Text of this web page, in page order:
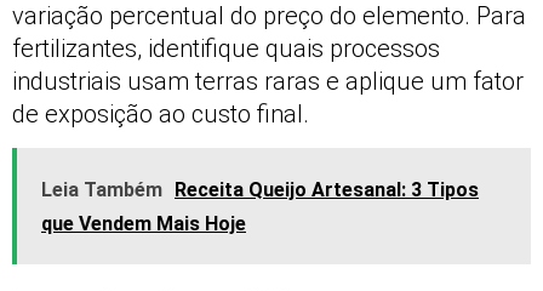
variação percentual do preço do elemento. Para
fertilizantes, identifique quais processos
industriais usam terras raras e aplique um fator
de exposição ao custo final.
Leia Também
Receita Queijo Artesanal: 3 Tipos
que Vendem Mais Hoje